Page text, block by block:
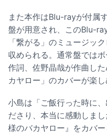
また本作はBlu-rayが付属
盤が用意され、このBlu-
「繋がる」のミュージッ
収められる。通常盤では
作詞、佐野晶哉が作曲し
カヤロー」のカバーが楽し
小島は「ご飯行った時に
ださり、本当に感動しま
様のバカヤロー』をカバ